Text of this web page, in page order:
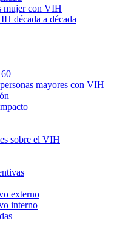
mujer con VIH
década a década
mayores con VIH
sobre el VIH
externo
interno